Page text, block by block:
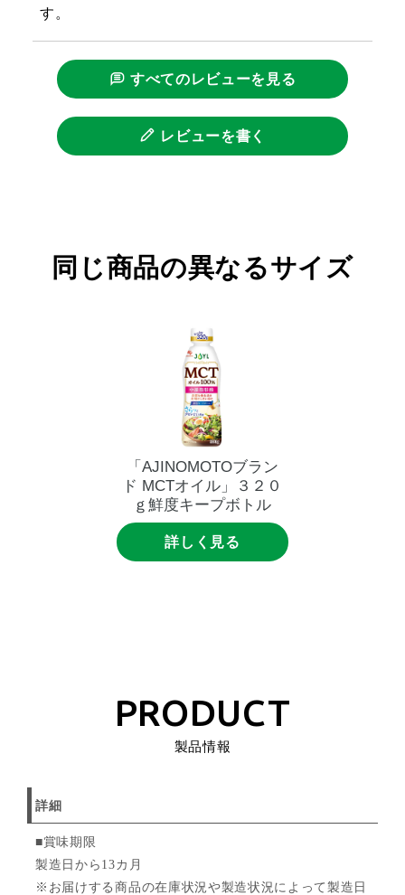
す。
すべてのレビューを見る
レビューを書く
同じ商品の異なるサイズ
「AJINOMOTOブラン
ド MCTオイル」３２０
ｇ鮮度キープボトル
詳しく見る
PRODUCT
製品情報
詳細
■賞味期限
製造日から13カ月
※お届けする商品の在庫状況や製造状況によって製造日